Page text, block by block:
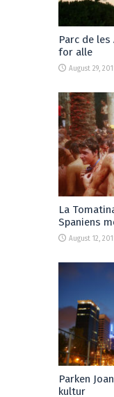
Parc de
for alle
August 29,
La
Spaniens
August 12,
Parken
kultur